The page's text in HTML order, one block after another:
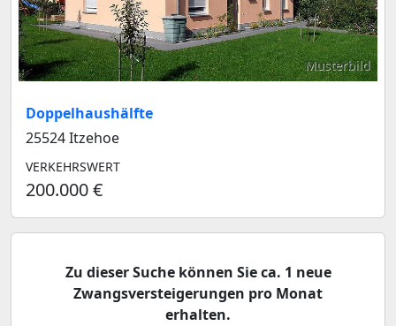
Musterbild
Doppelhaushälfte
25524 Itzehoe
VERKEHRSWERT
200.000 €
Zu dieser Suche können Sie ca. 1 neue
Zwangsversteigerungen pro Monat
erhalten.